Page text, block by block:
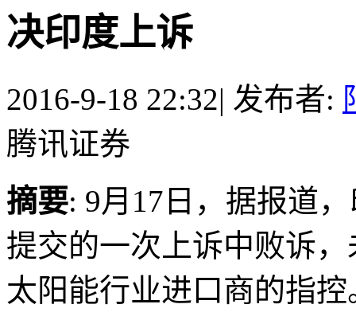
决印度上诉
2016-9-18 22:32| 发布者:
腾讯证券
摘要: 9月17日，据报道
提交的一次上诉中败诉
太阳能行业进口商的指